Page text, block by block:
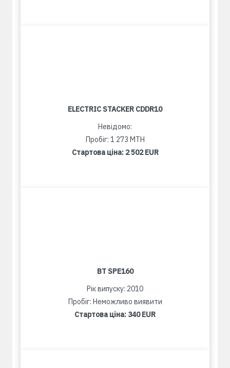
ELECTRIC STACKER CDDR10
Невідомо:
Пробіг: 1 273 MTH
Стартова ціна: 2 502 EUR
BT SPE160
Рік випуску: 2010
Пробіг: Неможливо виявити
Стартова ціна: 340 EUR